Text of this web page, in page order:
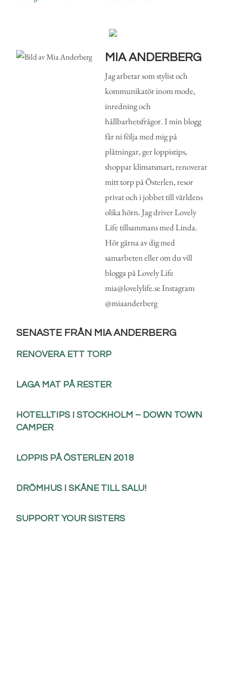
MIA ANDERBERG
Jag arbetar som stylist och
kommunikatör inom mode,
inredning och
hållbarhetsfrågor. I min blogg
får ni följa med mig på
plåtningar, ger loppistips,
shoppar klimatsmart, renoverar
mitt torp på Österlen, resor
privat och i jobbet till världens
olika hörn. Jag driver Lovely
Life tillsammans med Linda.
Hör gärna av dig med
samarbeten eller om du vill
blogga på Lovely Life
mia@lovelylife.se Instagram
@miaanderberg
SENASTE FRÅN MIA ANDERBERG
RENOVERA ETT TORP
LAGA MAT PÅ RESTER
HOTELLTIPS I STOCKHOLM – DOWN TOWN
CAMPER
LOPPIS PÅ ÖSTERLEN 2018
DRÖMHUS I SKÅNE TILL SALU!
SUPPORT YOUR SISTERS